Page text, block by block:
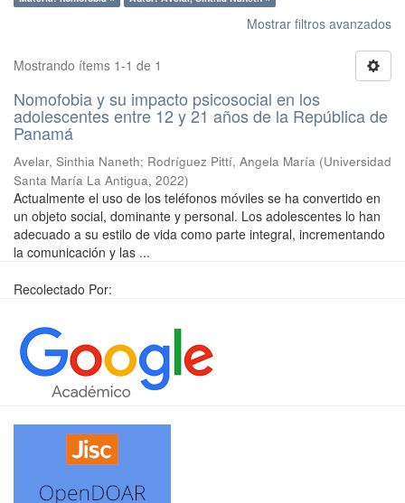
Mostrar filtros avanzados
Mostrando ítems 1-1 de 1
Nomofobia y su impacto psicosocial en los
adolescentes entre 12 y 21 años de la República de
Panamá
Avelar, Sinthia Naneth; Rodríguez Pittí, Angela María (Universidad
Santa María La Antigua, 2022)
Actualmente el uso de los teléfonos móviles se ha convertido en
un objeto social, dominante y personal. Los adolescentes lo han
adecuado a su estilo de vida como parte integral, incrementando
la comunicación y las ...
Recolectado Por: